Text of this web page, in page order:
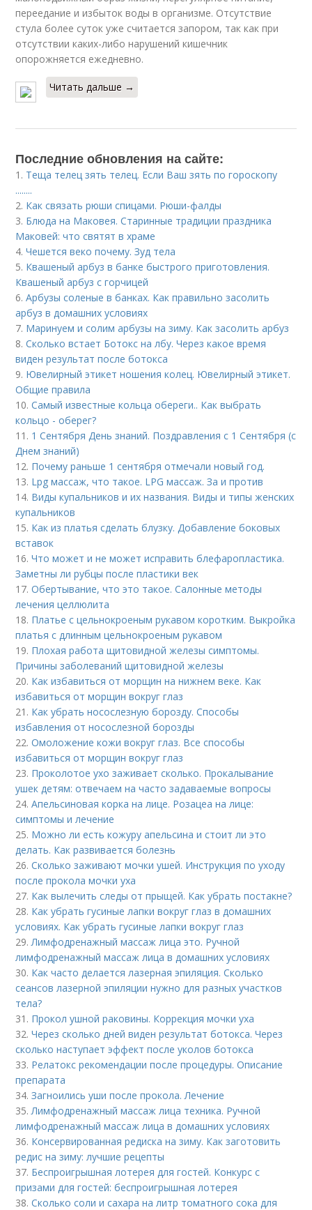
переедание и избыток воды в организме. Отсутствие
стула более суток уже считается запором, так как при
отсутствии каких-либо нарушений кишечник
опорожняется ежедневно.
Читать дальше →
Последние обновления на сайте:
1. Теща телец зять телец. Если Ваш зять по гороскопу
........
2. Как связать рюши спицами. Рюши-фалды
3. Блюда на Маковея. Старинные традиции праздника
Маковей: что святят в храме
4.Чешется веко почему. Зуд тела
5. Квашеный арбуз в банке быстрого приготовления.
Квашеный арбуз с горчицей
6.Арбузы соленые в банках. Как правильно засолить
арбуз в домашних условиях
7. Маринуем и солим арбузы на зиму. Как засолить арбуз
8.Сколько встает Ботокс на лбу. Через какое время
виден результат после ботокса
9. Ювелирный этикет ношения колец. Ювелирный этикет.
Общие правила
10.Самый известные кольца обереги.. Как выбрать
кольцо - оберег?
11. 1 Сентября День знаний. Поздравления с 1 Сентября (с
Днем знаний)
12. Почему раньше 1 сентября отмечали новый год.
13. Lpg массаж, что такое. LPG массаж. За и против
14. Виды купальников и их названия. Виды и типы женских
купальников
15. Как из платья сделать блузку. Добавление боковых
вставок
16.Что может и не может исправить блефаропластика.
Заметны ли рубцы после пластики век
17.Обертывание, что это такое. Салонные методы
лечения целлюлита
18. Платье с цельнокроеным рукавом коротким. Выкройка
платья с длинным цельнокроеным рукавом
19. Плохая работа щитовидной железы симптомы.
Причины заболеваний щитовидной железы
20. Как избавиться от морщин на нижнем веке. Как
избавиться от морщин вокруг глаз
21. Как убрать носослезную борозду. Способы
избавления от носослезной борозды
22.Омоложение кожи вокруг глаз. Все способы
избавиться от морщин вокруг глаз
23. Проколотое ухо заживает сколько. Прокалывание
ушек детям: отвечаем на часто задаваемые вопросы
24.Апельсиновая корка на лице. Розацеа на лице:
симптомы и лечение
25. Можно ли есть кожуру апельсина и стоит ли это
делать. Как развивается болезнь
26.Сколько заживают мочки ушей. Инструкция по уходу
после прокола мочки уха
27. Как вылечить следы от прыщей. Как убрать постакне?
28. Как убрать гусиные лапки вокруг глаз в домашних
условиях. Как убрать гусиные лапки вокруг глаз
29.Лимфодренажный массаж лица это. Ручной
лимфодренажный массаж лица в домашних условиях
30. Как часто делается лазерная эпиляция. Сколько
сеансов лазерной эпиляции нужно для разных участков
тела?
31. Прокол ушной раковины. Коррекция мочки уха
32.Через сколько дней виден результат ботокса. Через
сколько наступает эффект после уколов ботокса
33. Релатокс рекомендации после процедуры. Описание
препарата
34.Загноились уши после прокола. Лечение
35.Лимфодренажный массаж лица техника. Ручной
лимфодренажный массаж лица в домашних условиях
36. Консервированная редиска на зиму. Как заготовить
редис на зиму: лучшие рецепты
37. Беспроигрышная лотерея для гостей. Конкурс с
призами для гостей: беспроигрышная лотерея
38.Сколько соли и сахара на литр томатного сока для